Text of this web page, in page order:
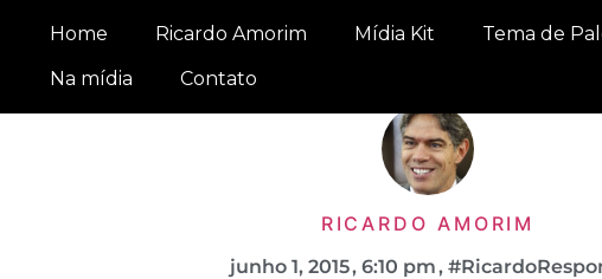
Home Ricardo Amorim Mídia Kit
Tema de
Na mídia
Contato
RICARDO AMORIM
junho 1, 2015, 6:10 pm,